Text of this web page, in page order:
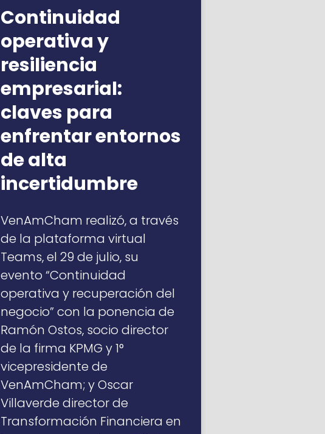
Continuidad
operativa y
resiliencia
empresarial:
claves para
enfrentar entornos
de alta
incertidumbre
VenAmCham realizó, a través
de la plataforma virtual
Teams, el 29 de julio, su
evento “Continuidad
operativa y recuperación del
negocio” con la ponencia de
Ramón Ostos, socio director
de la firma KPMG y 1°
vicepresidente de
VenAmCham; y Oscar
Villaverde director de
Transformación Financiera en